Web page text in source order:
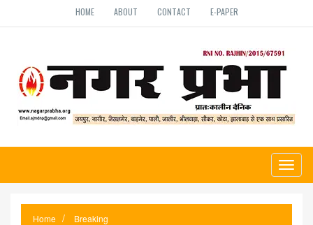
HOME ABOUT CONTACT E-PAPER
Home Breaking